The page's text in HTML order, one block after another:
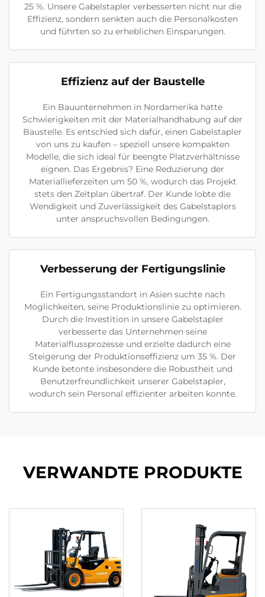
25 %. Unsere Gabelstapler verbesserten nicht nur die
Effizienz, sondern senkten auch die Personalkosten
und führten so zu erheblichen Einsparungen.
Effizienz auf der Baustelle
Ein Bauunternehmen in Nordamerika hatte
Schwierigkeiten mit der Materialhandhabung auf der
Baustelle. Es entschied sich dafür, einen Gabelstapler
von uns zu kaufen – speziell unsere kompakten
Modelle, die sich ideal für beengte Platzverhältnisse
eignen. Das Ergebnis? Eine Reduzierung der
Materiallieferzeiten um 50 %, wodurch das Projekt
stets den Zeitplan übertraf. Der Kunde lobte die
Wendigkeit und Zuverlässigkeit des Gabelstaplers
unter anspruchsvollen Bedingungen.
Verbesserung der Fertigungslinie
Ein Fertigungsstandort in Asien suchte nach
Möglichkeiten, seine Produktionslinie zu optimieren.
Durch die Investition in unsere Gabelstapler
verbesserte das Unternehmen seine
Materialflussprozesse und erzielte dadurch eine
Steigerung der Produktionseffizienz um 35 %. Der
Kunde betonte insbesondere die Robustheit und
Benutzerfreundlichkeit unserer Gabelstapler,
wodurch sein Personal effizienter arbeiten konnte.
VERWANDTE PRODUKTE